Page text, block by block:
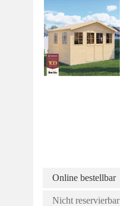
Online bestellbar
Nicht reservierbar